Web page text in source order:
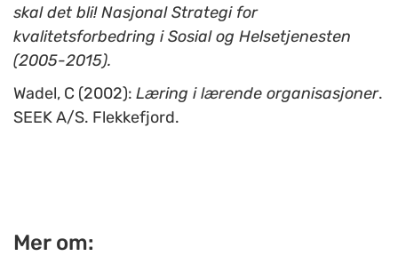
skal det bli! Nasjonal Strategi for
kvalitetsforbedring i Sosial og Helsetjenesten
(2005-2015).
Wadel, C (2002): Læring i lærende organisasjoner.
SEEK A/S. Flekkefjord.
Mer om: